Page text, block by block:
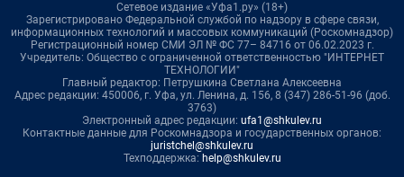
Сетевое издание «Уфа1.ру» (18+)
Зарегистрировано Федеральной службой по надзору в сфере связи,
информационных технологий и массовых коммуникаций (Роскомнадзор)
Регистрационный номер СМИ ЭЛ № ФС 77– 84716 от 06.02.2023 г.
Учредитель: Общество с ограниченной ответственностью "ИНТЕРНЕТ
ТЕХНОЛОГИИ"
Главный редактор: Петрушкина Светлана Алексеевна
Адрес редакции: 450006, г. Уфа, ул. Ленина, д. 156, 8 (347) 286-51-96 (доб.
3763)
Электронный адрес редакции: ufa1@shkulev.ru
Контактные данные для Роскомнадзора и государственных органов:
juristchel@shkulev.ru
Техподдержка: help@shkulev.ru